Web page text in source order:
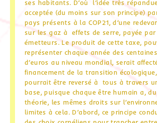
ses habitants. D’où l’idée très
acceptée (du moins sur son principe)
pays présents à la COP21, d’une
sur les gaz à effets de serre, payée par
émetteurs. Le produit de cette taxe,
représenter chaque année des
d’euros au niveau mondial, serait
financement de la transition
pourrait être reversé à tous à travers
base, puisque chaque être humain a,
théorie, les mêmes droits sur
limites à cela. D’abord, ce principe